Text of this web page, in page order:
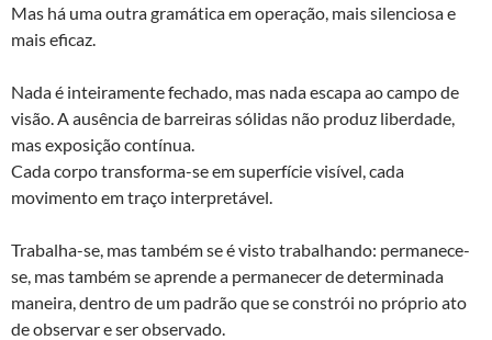
Mas há uma outra gramática em operação, mais silenciosa e
mais eficaz.
Nada é inteiramente fechado, mas nada escapa ao campo de
visão. A ausência de barreiras sólidas não produz liberdade,
mas exposição contínua.
Cada corpo transforma-se em superfície visível, cada
movimento em traço interpretável.
Trabalha-se, mas também se é visto trabalhando: permanece-
se, mas também se aprende a permanecer de determinada
maneira, dentro de um padrão que se constrói no próprio ato
de observar e ser observado.